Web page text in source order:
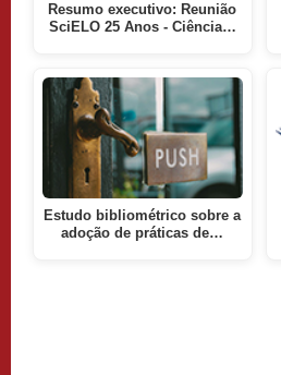
Resumo executivo: Reunião
SciELO 25 Anos - Ciência…
Estudo bibliométrico sobre a
adoção de práticas de…